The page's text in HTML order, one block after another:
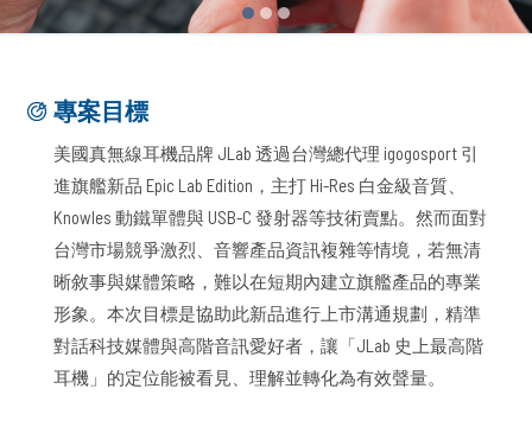
專案目標
美國真無線耳機品牌 JLab 透過台灣總代理 igogosport 引
進旗艦新品 Epic Lab Edition，主打 Hi-Res 白金級音質、
Knowles 動鐵單體與 USB-C 發射器等技術賣點。然而面對
台灣市場競爭激烈、音響產品資訊複雜等情境，若無清
晰敘事與媒體策略，難以在短期內建立旗艦產品的專業
形象。本次目標是協助此新品進行上市溝通規劃，精準
對話科技媒體與高階音訊愛好者，讓「JLab 史上最高階
耳機」的定位能被看見、理解並轉化為有效聲量。